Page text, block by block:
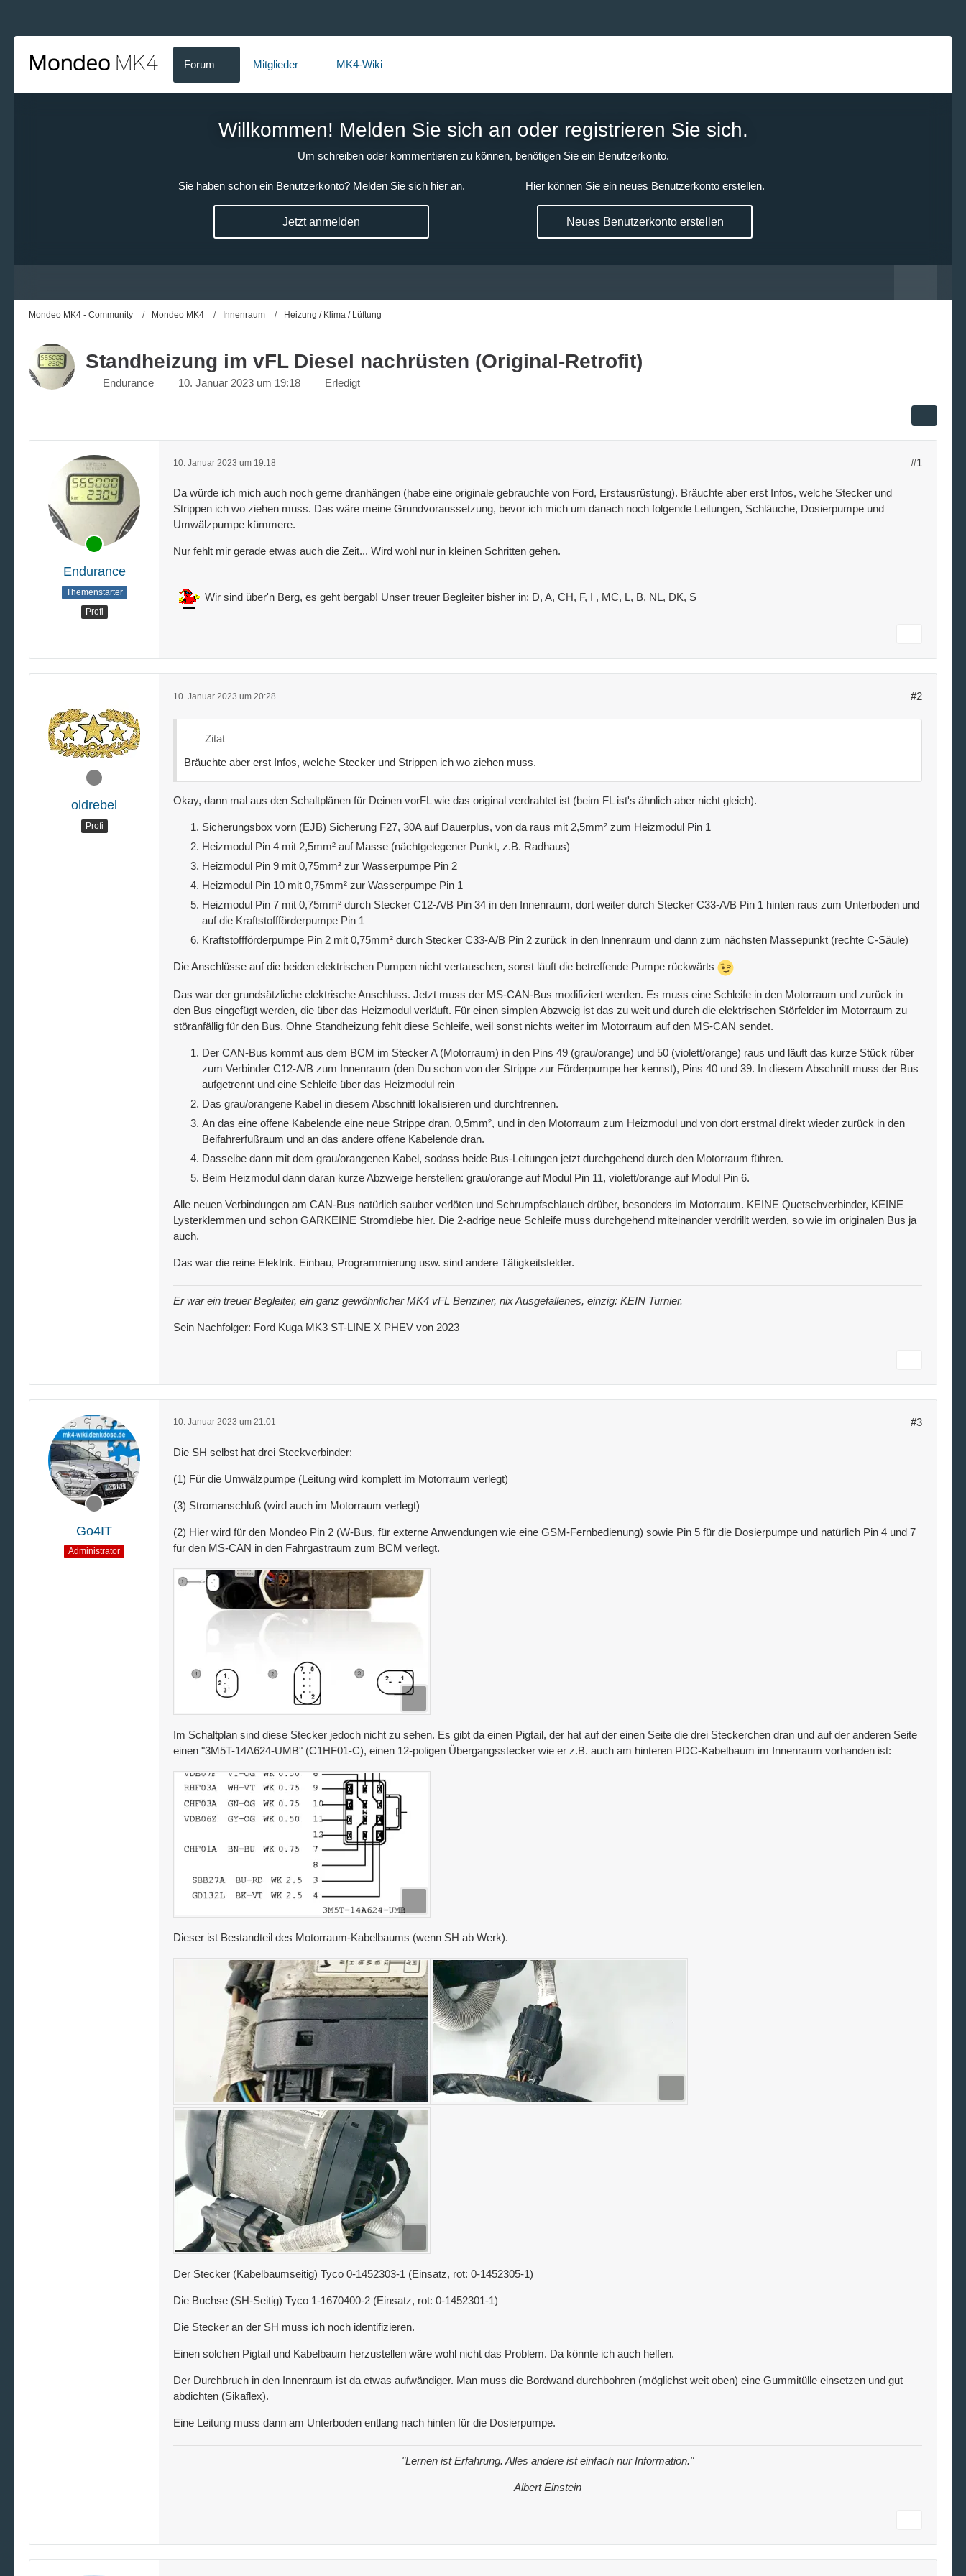
Forum Mitglieder MK4-Wiki
Willkommen! Melden Sie sich an oder registrieren Sie sich.
Um schreiben oder kommentieren zu können, benötigen Sie ein Benutzerkonto.
Sie haben schon ein Benutzerkonto? Melden Sie sich hier an.
Jetzt anmelden
Hier können Sie ein neues Benutzerkonto erstellen.
Neues Benutzerkonto erstellen
Mondeo MK4 - Community Mondeo MK4 Innenraum Heizung / Klima / Lüftung
Standheizung im vFL Diesel nachrüsten (Original-Retrofit)
Endurance 10. Januar 2023 um 19:18 Erledigt
Endurance
Themenstarter
Profi
10. Januar 2023 um 19:18 #1
Da würde ich mich auch noch gerne dranhängen (habe eine originale gebrauchte von Ford, Erstausrüstung). Bräuchte aber erst Infos, welche Stecker und
Strippen ich wo ziehen muss. Das wäre meine Grundvoraussetzung, bevor ich mich um danach noch folgende Leitungen, Schläuche, Dosierpumpe und
Umwälzpumpe kümmere.
Nur fehlt mir gerade etwas auch die Zeit... Wird wohl nur in kleinen Schritten gehen.
Wir sind über'n Berg, es geht bergab! Unser treuer Begleiter bisher in: D, A, CH, F, I , MC, L, B, NL, DK, S
oldrebel
Profi
10. Januar 2023 um 20:28 #2
Zitat
Bräuchte aber erst Infos, welche Stecker und Strippen ich wo ziehen muss.
Okay, dann mal aus den Schaltplänen für Deinen vorFL wie das original verdrahtet ist (beim FL ist's ähnlich aber nicht gleich).
Sicherungsbox vorn (EJB) Sicherung F27, 30A auf Dauerplus, von da raus mit 2,5mm² zum Heizmodul Pin 1
Heizmodul Pin 4 mit 2,5mm² auf Masse (nächtgelegener Punkt, z.B. Radhaus)
Heizmodul Pin 9 mit 0,75mm² zur Wasserpumpe Pin 2
Heizmodul Pin 10 mit 0,75mm² zur Wasserpumpe Pin 1
Heizmodul Pin 7 mit 0,75mm² durch Stecker C12-A/B Pin 34 in den Innenraum, dort weiter durch Stecker C33-A/B Pin 1 hinten raus zum Unterboden und
auf die Kraftstoffförderpumpe Pin 1
Kraftstoffförderpumpe Pin 2 mit 0,75mm² durch Stecker C33-A/B Pin 2 zurück in den Innenraum und dann zum nächsten Massepunkt (rechte C-Säule)
Die Anschlüsse auf die beiden elektrischen Pumpen nicht vertauschen, sonst läuft die betreffende Pumpe rückwärts
Das war der grundsätzliche elektrische Anschluss. Jetzt muss der MS-CAN-Bus modifiziert werden. Es muss eine Schleife in den Motorraum und zurück in
den Bus eingefügt werden, die über das Heizmodul verläuft. Für einen simplen Abzweig ist das zu weit und durch die elektrischen Störfelder im Motorraum zu
störanfällig für den Bus. Ohne Standheizung fehlt diese Schleife, weil sonst nichts weiter im Motorraum auf den MS-CAN sendet.
Der CAN-Bus kommt aus dem BCM im Stecker A (Motorraum) in den Pins 49 (grau/orange) und 50 (violett/orange) raus und läuft das kurze Stück rüber
zum Verbinder C12-A/B zum Innenraum (den Du schon von der Strippe zur Förderpumpe her kennst), Pins 40 und 39. In diesem Abschnitt muss der Bus
aufgetrennt und eine Schleife über das Heizmodul rein
Das grau/orangene Kabel in diesem Abschnitt lokalisieren und durchtrennen.
An das eine offene Kabelende eine neue Strippe dran, 0,5mm², und in den Motorraum zum Heizmodul und von dort erstmal direkt wieder zurück in den
Beifahrerfußraum und an das andere offene Kabelende dran.
Dasselbe dann mit dem grau/orangenen Kabel, sodass beide Bus-Leitungen jetzt durchgehend durch den Motorraum führen.
Beim Heizmodul dann daran kurze Abzweige herstellen: grau/orange auf Modul Pin 11, violett/orange auf Modul Pin 6.
Alle neuen Verbindungen am CAN-Bus natürlich sauber verlöten und Schrumpfschlauch drüber, besonders im Motorraum. KEINE Quetschverbinder, KEINE
Lysterklemmen und schon GARKEINE Stromdiebe hier. Die 2-adrige neue Schleife muss durchgehend miteinander verdrillt werden, so wie im originalen Bus ja
auch.
Das war die reine Elektrik. Einbau, Programmierung usw. sind andere Tätigkeitsfelder.
Er war ein treuer Begleiter, ein ganz gewöhnlicher MK4 vFL Benziner, nix Ausgefallenes, einzig: KEIN Turnier.
Sein Nachfolger: Ford Kuga MK3 ST-LINE X PHEV von 2023
Go4IT
Administrator
10. Januar 2023 um 21:01 #3
Die SH selbst hat drei Steckverbinder:
(1) Für die Umwälzpumpe (Leitung wird komplett im Motorraum verlegt)
(3) Stromanschluß (wird auch im Motorraum verlegt)
(2) Hier wird für den Mondeo Pin 2 (W-Bus, für externe Anwendungen wie eine GSM-Fernbedienung) sowie Pin 5 für die Dosierpumpe und natürlich Pin 4 und 7
für den MS-CAN in den Fahrgastraum zum BCM verlegt.
Im Schaltplan sind diese Stecker jedoch nicht zu sehen. Es gibt da einen Pigtail, der hat auf der einen Seite die drei Steckerchen dran und auf der anderen Seite
einen "3M5T-14A624-UMB" (C1HF01-C), einen 12-poligen Übergangsstecker wie er z.B. auch am hinteren PDC-Kabelbaum im Innenraum vorhanden ist:
Dieser ist Bestandteil des Motorraum-Kabelbaums (wenn SH ab Werk).
Der Stecker (Kabelbaumseitig) Tyco 0-1452303-1 (Einsatz, rot: 0-1452305-1)
Die Buchse (SH-Seitig) Tyco 1-1670400-2 (Einsatz, rot: 0-1452301-1)
Die Stecker an der SH muss ich noch identifizieren.
Einen solchen Pigtail und Kabelbaum herzustellen wäre wohl nicht das Problem. Da könnte ich auch helfen.
Der Durchbruch in den Innenraum ist da etwas aufwändiger. Man muss die Bordwand durchbohren (möglichst weit oben) eine Gummitülle einsetzen und gut
abdichten (Sikaflex).
Eine Leitung muss dann am Unterboden entlang nach hinten für die Dosierpumpe.
"Lernen ist Erfahrung. Alles andere ist einfach nur Information."
Albert Einstein